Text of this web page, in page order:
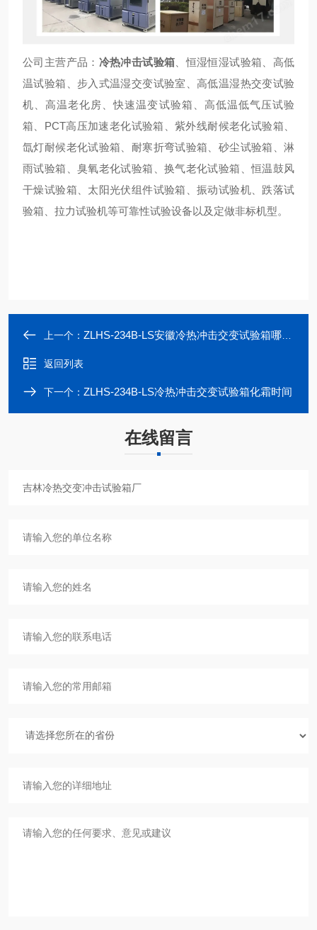
公司主营产品： 冷热冲击试验箱 、恒湿恒湿试验箱、高低
温试验箱、步入式温湿交变试验室、高低温湿热交变试验
机、高温老化房、快速温变试验箱、高低温低气压试验
箱、PCT高压加速老化试验箱、紫外线耐候老化试验箱、
氙灯耐候老化试验箱、耐寒折弯试验箱、砂尘试验箱、淋
雨试验箱、臭氧老化试验箱、换气老化试验箱、恒温鼓风
干燥试验箱、太阳光伏组件试验箱、振动试验机、跌落试
验箱、拉力试验机等可靠性试验设备以及定做非标机型。
上一个： ZLHS-234B-LS安徽冷热冲击交变试验箱哪里有
返回列表
下一个： ZLHS-234B-LS冷热冲击交变试验箱化霜时间
在线留言